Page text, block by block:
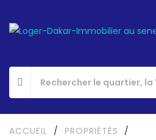
ACCUEIL / PROPRIÉTÉS
/